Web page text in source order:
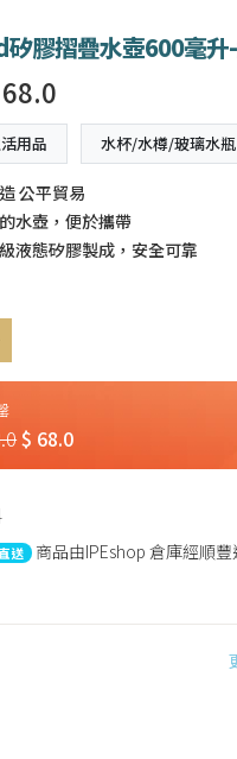
膠摺疊水壺600毫升
用品 水杯/水樽/玻璃水瓶
公平貿易
水壺，便於攜帶
液態矽膠製成，安全可靠
$ 68.0
送 商品由IPEshop 倉庫經順豐